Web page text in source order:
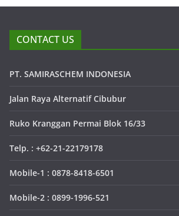
CONTACT US
PT. SAMIRASCHEM INDONESIA
Jalan Raya Alternatif Cibubur
Ruko Kranggan Permai Blok 16/33
Telp. : +62-21-22179178
Mobile-1 : 0878-8418-6501
Mobile-2 : 0899-1996-521